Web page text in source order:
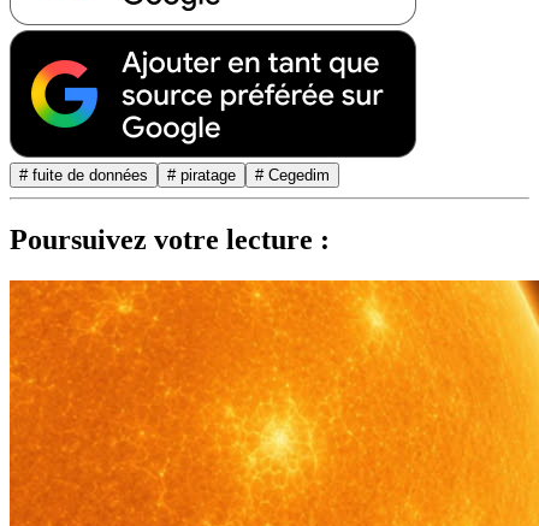
# fuite de données # piratage # Cegedim
Poursuivez votre lecture :